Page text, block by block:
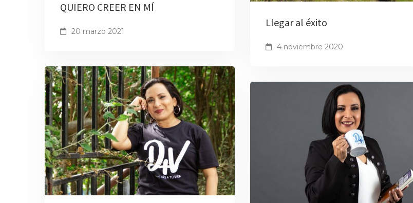
QUIERO CREER EN MÍ
20 marzo 2021
Llegar al éxito
4 noviembre 2020